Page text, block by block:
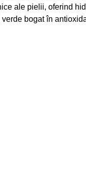
ale pielii, oferind
bogat în